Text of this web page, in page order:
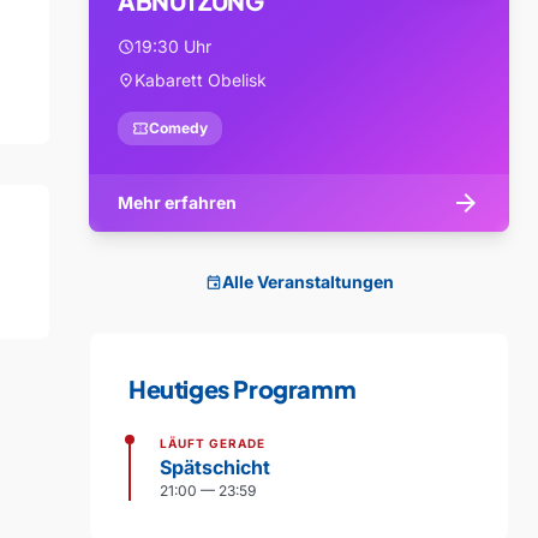
schedule19:30 Uhr
location_onKabarett Obelisk
confirmation_numberComedy
Mehr erfahren arrow_forward
eventAlle Veranstaltungen
Heutiges Programm
LÄUFT GERADE
Spätschicht
21:00 — 23:59